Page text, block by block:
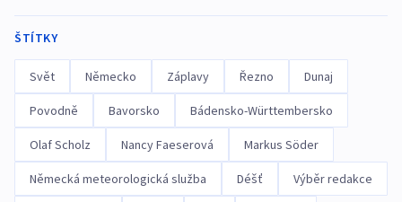
ŠTÍTKY
Svět Německo Záplavy Řezno Dunaj
Povodně Bavorsko Bádensko-Württembersko
Olaf Scholz Nancy Faeserová Markus Söder
Německá meteorologická služba Déšť Výběr redakce